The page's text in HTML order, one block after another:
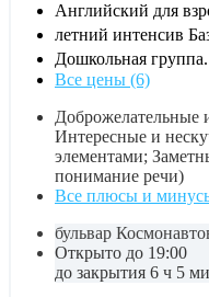
Английский для
летний интенсив
Дошкольная
Все цены (6)
Доброжелательные
Интересные и
элементами;
понимание речи)
Все плюсы и
бульвар
Открыто до 19:00
до закрытия 6 ч 5